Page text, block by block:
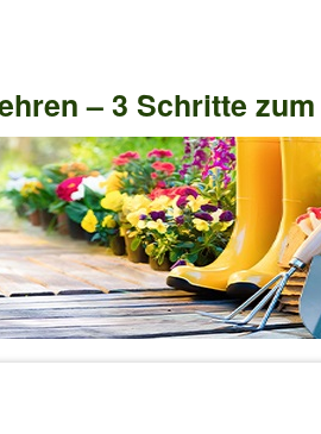
– 3 Schritte